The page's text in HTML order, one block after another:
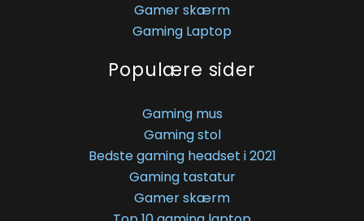
Gamer skærm
Gaming Laptop
Populære sider
Gaming mus
Gaming stol
Bedste gaming headset i 2021
Gaming tastatur
Gamer skærm